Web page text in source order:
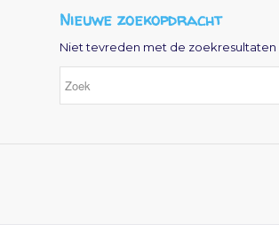
Nieuwe zoekopdracht
Niet tevreden met de